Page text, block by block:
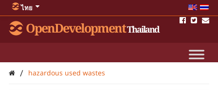
ไทย
OpenDevelopmentThailand
/ hazardous used wastes